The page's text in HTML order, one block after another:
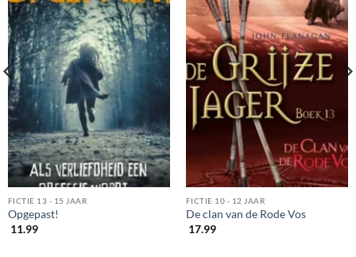
FICTIE 13 - 15 JAAR
Opgepast!
11.99
FICTIE 10 - 12 JAAR
De clan van de Rode Vos
17.99